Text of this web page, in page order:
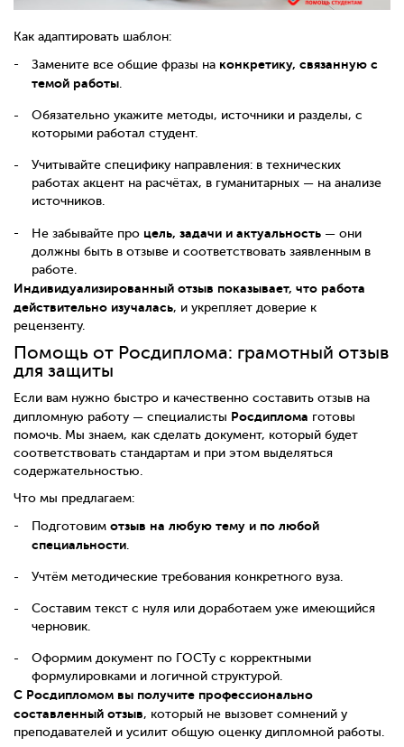
Как адаптировать шаблон:
Замените все общие фразы на конкретику, связанную с
темой работы.
Обязательно укажите методы, источники и разделы, с
которыми работал студент.
Учитывайте специфику направления: в технических
работах акцент на расчётах, в гуманитарных — на анализе
источников.
Не забывайте про цель, задачи и актуальность — они
должны быть в отзыве и соответствовать заявленным в
работе.
Индивидуализированный отзыв показывает, что работа
действительно изучалась, и укрепляет доверие к
рецензенту.
Помощь от Росдиплома: грамотный отзыв
для защиты
Если вам нужно быстро и качественно составить отзыв на
дипломную работу — специалисты Росдиплома готовы
помочь. Мы знаем, как сделать документ, который будет
соответствовать стандартам и при этом выделяться
содержательностью.
Что мы предлагаем:
Подготовим отзыв на любую тему и по любой
специальности
Учтём методические требования конкретного вуза.
Составим текст с нуля или доработаем уже имеющийся
черновик.
Оформим документ по ГОСТу с корректными
формулировками и логичной структурой.
С Росдипломом вы получите профессионально
составленный отзыв, который не вызовет сомнений у
преподавателей и усилит общую оценку дипломной работы.